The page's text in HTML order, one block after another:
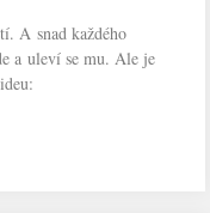
A snad každého
a uleví se mu. Ale je